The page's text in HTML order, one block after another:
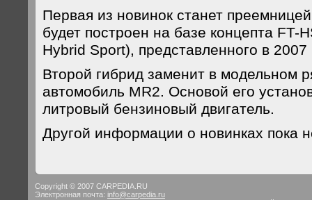
Первая из новинок станет
будет построен на базе концепта FT-
Hybrid Sport), представленного в 2007
Второй гибрид заменит в модельном
автомобиль MR2. Основой его
литровый бензиновый двигатель.
Другой информации о новинках пока
Copyright © 2007 CARPEDIA.RU
Электронная почта: info@carpedia.ru